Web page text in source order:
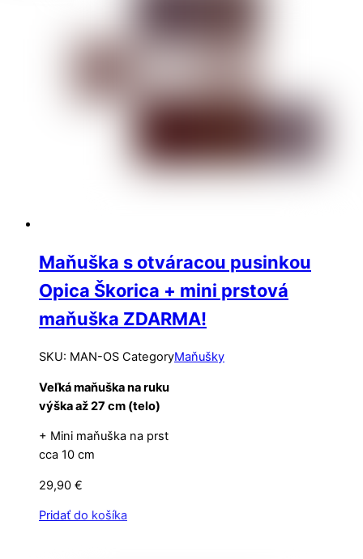
Maňuška s otváracou pusinkou
Opica Škorica + mini prstová
maňuška ZDARMA!
SKU: MAN-OS CategoryMaňušky
Veľká maňuška na ruku
výška až 27 cm (telo)
+ Mini maňuška na prst
cca 10 cm
29,90 €
Pridať do košíka